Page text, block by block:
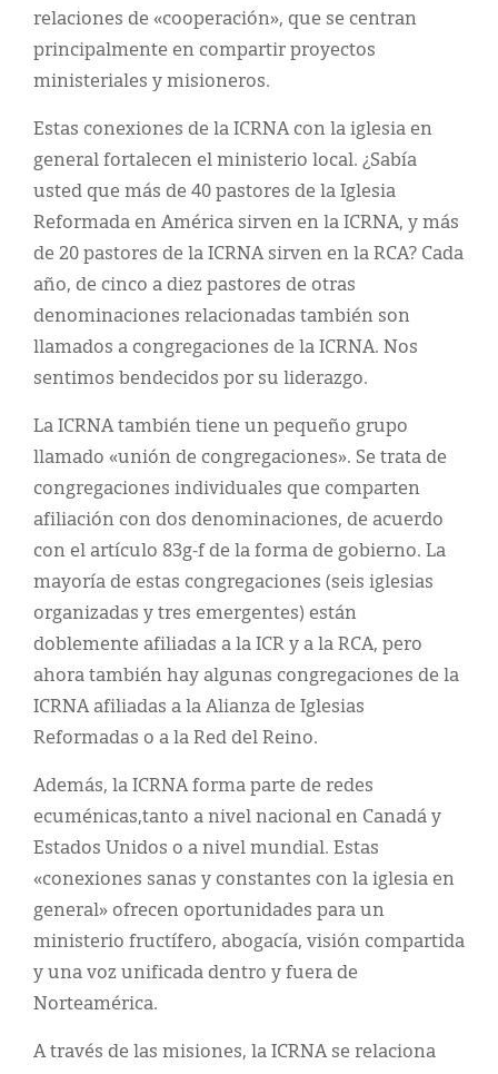
relaciones de «cooperación», que se centran
principalmente en compartir proyectos
ministeriales y misioneros.
Estas conexiones de la ICRNA con la iglesia en
general fortalecen el ministerio local. ¿Sabía
usted que más de 40 pastores de la Iglesia
Reformada en América sirven en la ICRNA, y más
de 20 pastores de la ICRNA sirven en la RCA? Cada
año, de cinco a diez pastores de otras
denominaciones relacionadas también son
llamados a congregaciones de la ICRNA. Nos
sentimos bendecidos por su liderazgo.
La ICRNA también tiene un pequeño grupo
llamado «unión de congregaciones». Se trata de
congregaciones individuales que comparten
afiliación con dos denominaciones, de acuerdo
con el artículo 83g-f de la forma de gobierno. La
mayoría de estas congregaciones (seis iglesias
organizadas y tres emergentes) están
doblemente afiliadas a la ICR y a la RCA, pero
ahora también hay algunas congregaciones de la
ICRNA afiliadas a la Alianza de Iglesias
Reformadas o a la Red del Reino.
Además, la ICRNA forma parte de redes
ecuménicas,tanto a nivel nacional en Canadá y
Estados Unidos o a nivel mundial. Estas
«conexiones sanas y constantes con la iglesia en
general» ofrecen oportunidades para un
ministerio fructífero, abogacía, visión compartida
y una voz unificada dentro y fuera de
Norteamérica.
A través de las misiones, la ICRNA se relaciona